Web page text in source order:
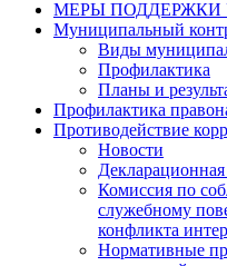
МЕРЫ
Муниципальный
Виды
Профилактика
Планы и
Профилактика
Противодействие
Новости
Комиссия по
служебному
конфликта
Нормативные